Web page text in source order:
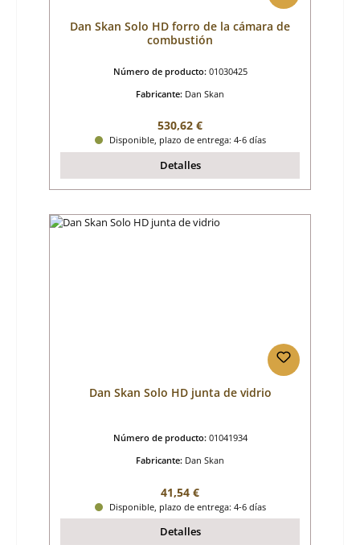
Dan Skan Solo HD forro de la cámara de
combustión
Número de producto: 01030425
Fabricante: Dan Skan
Precio normal:
530,62 €
Disponible, plazo de entrega: 4-6 días
Detalles
Dan Skan Solo HD junta de vidrio
Número de producto: 01041934
Fabricante: Dan Skan
Precio normal:
41,54 €
Disponible, plazo de entrega: 4-6 días
Detalles